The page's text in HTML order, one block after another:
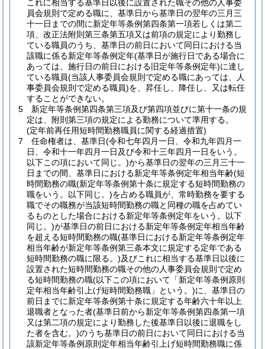
これに相当する基準日以後に設置された職その他の人事委
員会規則で定める職に、基準日から基準日の翌年の三月三
十一日までの間に新定年等条例第四条第一項若しくは第二
項、改正法附則第三条第五項又は前項の規定により勤務し
ている職員のうち、基準日の前日において同日における当
該職に係る新定年等条例定年(基準日が施行日である場合に
あっては、施行日の前日における旧定年等条例定年)に達し
ている職員(当該人事委員会規則で定める職にあっては、人
事委員会規則で定める職員)を、昇任し、降任し、又は転任
することができない。
5
新定年等条例第四条第三項及び第四項並びに第十一条の規
定は、附則第三項の規定による勤務について準用する。
(定年前再任用短時間勤務職員に関する経過措置)
7
任命権者は、基準日(令和七年四月一日、令和九年四月一
日、令和十一年四月一日及び令和十三年四月一日をいう。
以下この項において同じ。)から基準日の翌年の三月三十一
日までの間、基準日における新定年等条例定年相当年齢(短
時間勤務の職(新定年等条例第十条に規定する短時間勤務の
職をいう。以下同じ。)を占める職員が、常時勤務を要する
職でその職務が当該短時間勤務の職と同種の職を占めてい
るものとした場合における新定年等条例定年をいう。以下
同じ。)が基準日の前日における新定年等条例定年相当年齢
を超える短時間勤務の職(基準日における新定年等条例定年
相当年齢が新定年等条例第三条本文に規定する定年である
短時間勤務の職に限る。)及びこれに相当する基準日以後に
設置された短時間勤務の職その他の人事委員会規則で定め
る短時間勤務の職(以下この項において「新定年等条例原則
定年相当年齢引上げ短時間勤務職」という。)に、基準日の
前日までに新定年等条例第十条に規定する年齢六十年以上
退職者となった者(基準日前から新定年等条例第四条第一項
又は第二項の規定により勤務した後基準日以後に退職をし
た者を含む。)のうち基準日の前日において同日における当
該新定年等条例原則定年相当年齢引上げ短時間勤務職に係